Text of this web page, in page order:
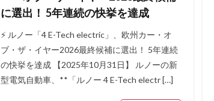
に選出！ 5年連続の快挙を達成
⚡️ ルノー「4 E-Tech electric」、欧州カー・オ
ブ・ザ・イヤー2026最終候補に選出！ 5年連続
の快挙を達成 【2025年10月31日】 ルノーの新
型電気自動車、**「ルノー 4 E-Tech electr […]